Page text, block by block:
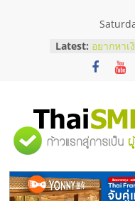
Latest: บริษัท
วิธีเลือก
โจทย์ธุรกิจ
สัมมนาอ
บริการน้
สัมมนาล
ไชส์ ครั้ง
ร้านเครื่
"ศูนย์
รวม